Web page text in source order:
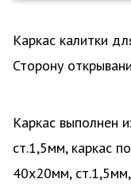
Каркас калитки
Сторону
Каркас выполнен
ст.1,5мм, каркас
40х20мм, ст.1,5мм,